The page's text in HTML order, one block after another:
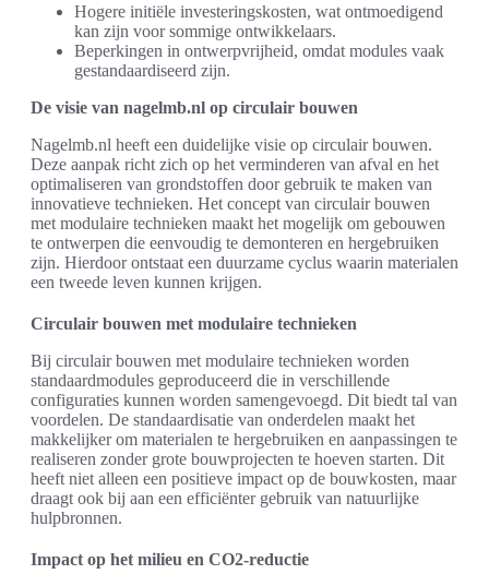
Hogere initiële investeringskosten, wat ontmoedigend
kan zijn voor sommige ontwikkelaars.
Beperkingen in ontwerpvrijheid, omdat modules vaak
gestandaardiseerd zijn.
De visie van nagelmb.nl op circulair bouwen
Nagelmb.nl heeft een duidelijke visie op circulair bouwen.
Deze aanpak richt zich op het verminderen van afval en het
optimaliseren van grondstoffen door gebruik te maken van
innovatieve technieken. Het concept van circulair bouwen
met modulaire technieken maakt het mogelijk om gebouwen
te ontwerpen die eenvoudig te demonteren en hergebruiken
zijn. Hierdoor ontstaat een duurzame cyclus waarin materialen
een tweede leven kunnen krijgen.
Circulair bouwen met modulaire technieken
Bij circulair bouwen met modulaire technieken worden
standaardmodules geproduceerd die in verschillende
configuraties kunnen worden samengevoegd. Dit biedt tal van
voordelen. De standaardisatie van onderdelen maakt het
makkelijker om materialen te hergebruiken en aanpassingen te
realiseren zonder grote bouwprojecten te hoeven starten. Dit
heeft niet alleen een positieve impact op de bouwkosten, maar
draagt ook bij aan een efficiënter gebruik van natuurlijke
hulpbronnen.
Impact op het milieu en CO2-reductie